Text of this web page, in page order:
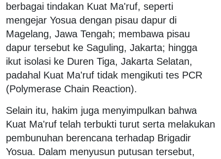
berbagai tindakan Kuat Ma'ruf, seperti
mengejar Yosua dengan pisau dapur di
Magelang, Jawa Tengah; membawa pisau
dapur tersebut ke Saguling, Jakarta; hingga
ikut isolasi ke Duren Tiga, Jakarta Selatan,
padahal Kuat Ma'ruf tidak mengikuti tes PCR
(Polymerase Chain Reaction).
Selain itu, hakim juga menyimpulkan bahwa
Kuat Ma'ruf telah terbukti turut serta melakukan
pembunuhan berencana terhadap Brigadir
Yosua. Dalam menyusun putusan tersebut,